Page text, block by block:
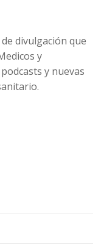
divulgación que
y
y nuevas